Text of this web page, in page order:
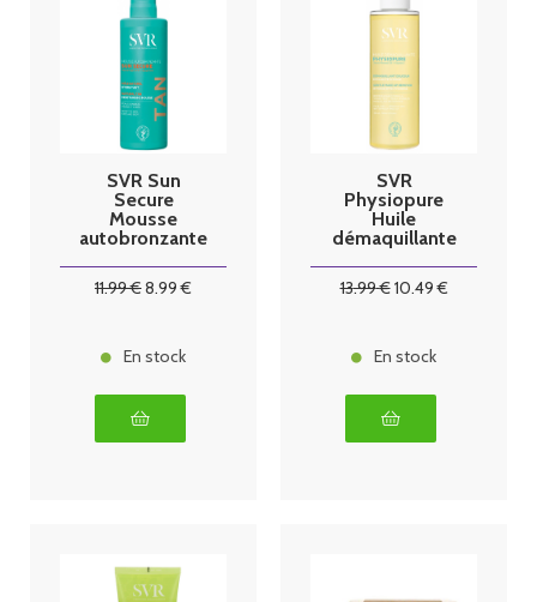
SVR Sun
Secure
Mousse
autobronzante
11.99€8.99 €
En stock
SVR
Physiopure
Huile
démaquillante
13.99€10.49€
En stock